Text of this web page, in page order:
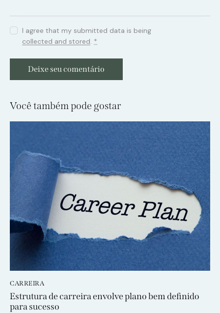
I agree that my submitted data is being
collected and stored. *
Você também pode gostar
CARREIRA
Estrutura de carreira envolve plano bem definido
para sucesso